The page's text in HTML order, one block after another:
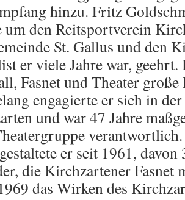
hinzu. Fritz
um den Reitsportverein
St. Gallus und den
er viele Jahre war,
Fasnet und Theater
engagierte er sich in
und war 47 Jahre
er seit 1961, davon
die Kirchzartener Fasnet
das Wirken des